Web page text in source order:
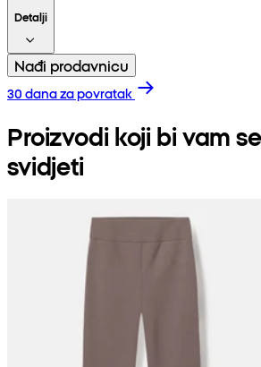
Detalji
Nađi prodavnicu
30 dana za povratak
Proizvodi koji bi vam
svidjeti